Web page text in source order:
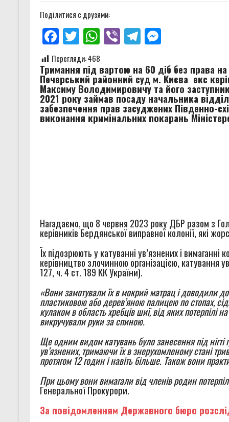
Звіт за результатами
Звіт за результатами
Поділитися с друзями:
Facebook
TwitterWhatsApp
ViberTelegramMessenger
Перегляди:468
Тримання під вартою на 60 діб без права
Печерський районний суд м. Києва екс
Максиму Володимировичу та його
2021 року займав посаду начальника
забезпечення прав засуджених Південно-
виконання кримінальних покарань
Нагадаємо, що 8 червня 2023 року ДБР разом з
керівників Бердянської виправної колонії, які
Їх підозрюють у катуванні ув’язнених і
керівництво злочинною організацією, катування
127, ч. 4 ст. 189 КК України).
«Вони замотували їх в мокрий матрац і доводили
пластиковою або дерев’яною палицею по стопах,
кулаком в область хребців шиї, від яких потерпілі
викручували руки за спиною.
Ще одним видом катувань було занесення під
ув’язнених, тримаючи їх в знерухомленому стані
протягом 12 годин і навіть більше. Також вони
При цьому вони вимагали від членів родин
Генеральної Прокурори.
За повідомленням Державного бюро